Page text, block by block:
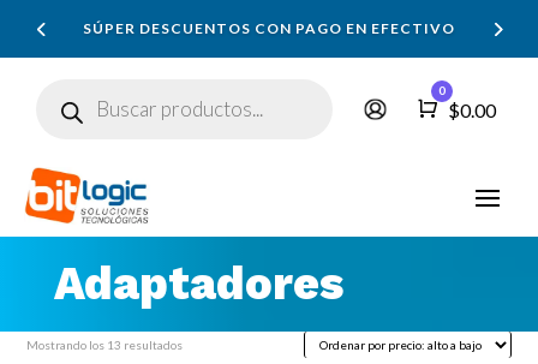
SÚPER DESCUENTOS CON PAGO EN EFECTIVO
productos
Carro
0
$0.00
Adaptadores
Mostrando los 13 resultados